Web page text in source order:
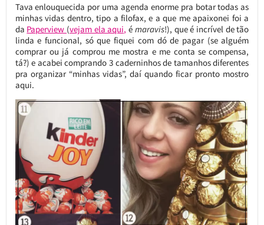
Tava enlouquecida por uma agenda enorme pra botar todas as
minhas vidas dentro, tipo a filofax, e a que me apaixonei foi a
da Paperview (vejam ela aqui, é maravis!), que é incrível de tão
linda e funcional, só que fiquei com dó de pagar (se alguém
comprar ou já comprou me mostra e me conta se compensa,
tá?) e acabei comprando 3 caderninhos de tamanhos diferentes
pra organizar “minhas vidas”, daí quando ficar pronto mostro
aqui.